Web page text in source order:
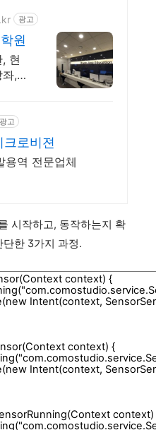
광고
원
현
,
광고
로비젼
용역 전문업체
시작하고, 동작하는지 확
한 3가지 과정.